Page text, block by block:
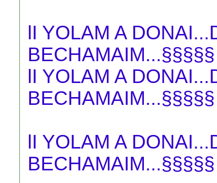
lI YOLAM A
BECHAMAIM...§§§§§
lI YOLAM A
BECHAMAIM...§§§§§
lI YOLAM A
BECHAMAIM...§§§§§